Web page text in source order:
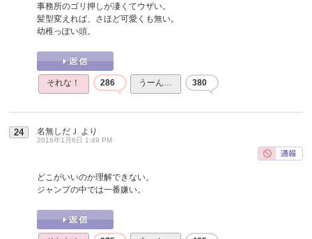
事務所のゴリ押しが凄くてウザい。
髪型変えれば、さほど可愛くも無い。
幼稚っぽい頭。
それな！ 286 うーん… 380
24 名無しだＪ より
2016年1月6日 1:49 PM
どこがいいのか理解できない。
ジャンプの中では一番嫌い。